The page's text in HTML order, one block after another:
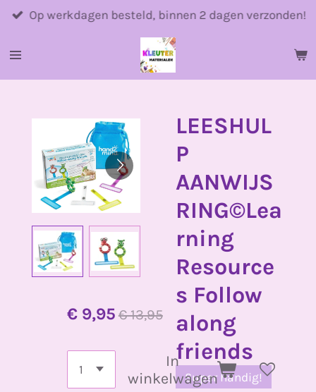
Ga
naar
Op werkdagen besteld, binnen 2 dagen verzonden!
LEESHUL
P
AANWIJS
RING©️Lea
rning
Resource
s Follow
along
friends
Super handig!
€ 9,95 € 13,95
In
winkelwagen